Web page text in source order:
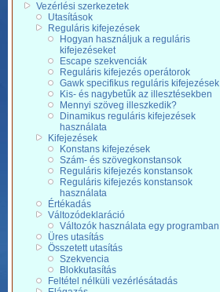
Vezérlési szerkezetek
Utasítások
Reguláris kifejezések
Hogyan használjuk a reguláris
kifejezéseket
Escape szekvenciák
Reguláris kifejezés operátorok
Gawk specifikus reguláris kifejezések
Kis- és nagybetűk az illesztésekben
Mennyi szöveg illeszkedik?
Dinamikus reguláris kifejezések
használata
Kifejezések
Konstans kifejezések
Szám- és szövegkonstansok
Reguláris kifejezés konstansok
Reguláris kifejezés konstansok
használata
Értékadás
Változódeklaráció
Változók használata egy programban
Üres utasítás
Összetett utasítás
Szekvencia
Blokkutasítás
Feltétel nélküli vezérlésátadás